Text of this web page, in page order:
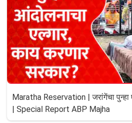
Maratha Reservation | जरांगेंचा पुन्हा
| Special Report ABP Majha